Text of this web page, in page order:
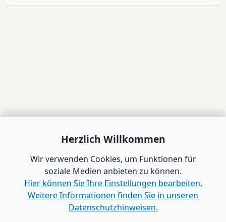
Herzlich Willkommen
Wir verwenden Cookies, um Funktionen für
soziale Medien anbieten zu können.
Hier können Sie Ihre Einstellungen bearbeiten.
Weitere Informationen finden Sie in unseren
Datenschutzhinweisen.